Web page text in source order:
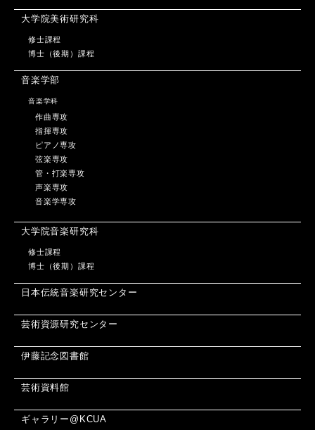
大学院美術研究科
修士課程
博士（後期）課程
音楽学部
音楽学科
作曲専攻
指揮専攻
ピアノ専攻
弦楽専攻
管・打楽専攻
声楽専攻
音楽学専攻
大学院音楽研究科
修士課程
博士（後期）課程
日本伝統音楽研究センター
芸術資源研究センター
伊藤記念図書館
芸術資料館
ギャラリー@KCUA